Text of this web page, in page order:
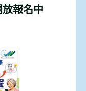
報名中